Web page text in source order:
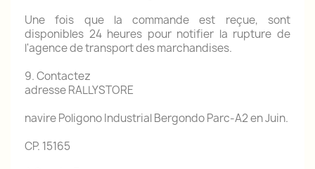
Une fois que la commande est reçue, sont
disponibles 24 heures pour notifier la rupture de
l'agence de transport des marchandises.
9. Contactez
adresse RALLYSTORE
navire Poligono Industrial Bergondo Parc-A2 en Juin.
CP. 15165